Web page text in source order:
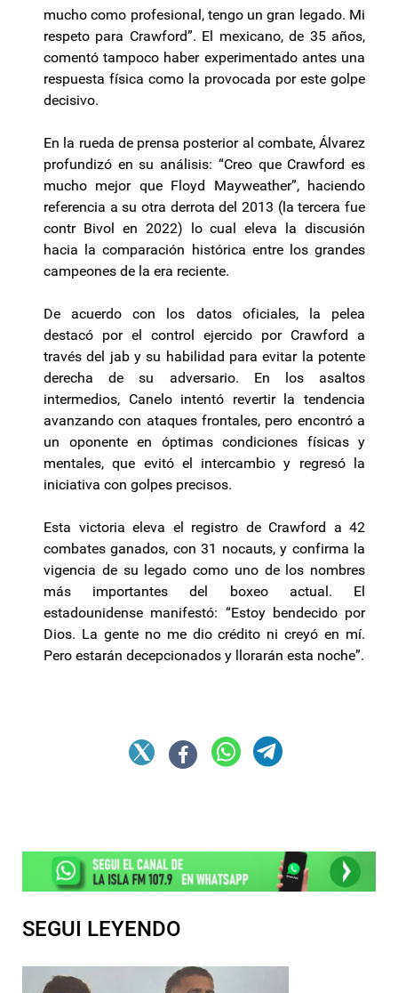
mucho como profesional, tengo un gran legado. Mi
respeto para Crawford”. El mexicano, de 35 años,
comentó tampoco haber experimentado antes una
respuesta física como la provocada por este golpe
decisivo.
En la rueda de prensa posterior al combate, Álvarez
profundizó en su análisis: “Creo que Crawford es
mucho mejor que Floyd Mayweather”, haciendo
referencia a su otra derrota del 2013 (la tercera fue
contr Bivol en 2022) lo cual eleva la discusión
hacia la comparación histórica entre los grandes
campeones de la era reciente.
De acuerdo con los datos oficiales, la pelea
destacó por el control ejercido por Crawford a
través del jab y su habilidad para evitar la potente
derecha de su adversario. En los asaltos
intermedios, Canelo intentó revertir la tendencia
avanzando con ataques frontales, pero encontró a
un oponente en óptimas condiciones físicas y
mentales, que evitó el intercambio y regresó la
iniciativa con golpes precisos.
Esta victoria eleva el registro de Crawford a 42
combates ganados, con 31 nocauts, y confirma la
vigencia de su legado como uno de los nombres
más importantes del boxeo actual. El
estadounidense manifestó: “Estoy bendecido por
Dios. La gente no me dio crédito ni creyó en mí.
Pero estarán decepcionados y llorarán esta noche”.
SEGUI LEYENDO